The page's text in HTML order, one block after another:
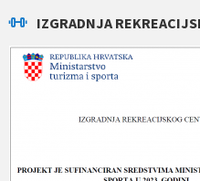
IZGRADNJA